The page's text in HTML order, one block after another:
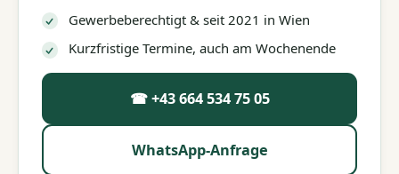
Gewerbeberechtigt & seit 2021 in Wien
Kurzfristige Termine, auch am Wochenende
☎ +43 664 534 75 05
WhatsApp-Anfrage